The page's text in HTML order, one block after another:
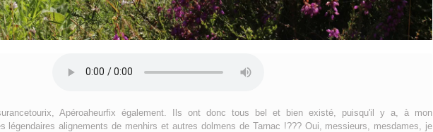
Apéroaheurfix également. Ils ont donc tous bel et bien existé, puisqu'il y a, à mon
légendaires alignements de menhirs et autres dolmens de Tarnac !??? Oui, messieurs, mesdames, je